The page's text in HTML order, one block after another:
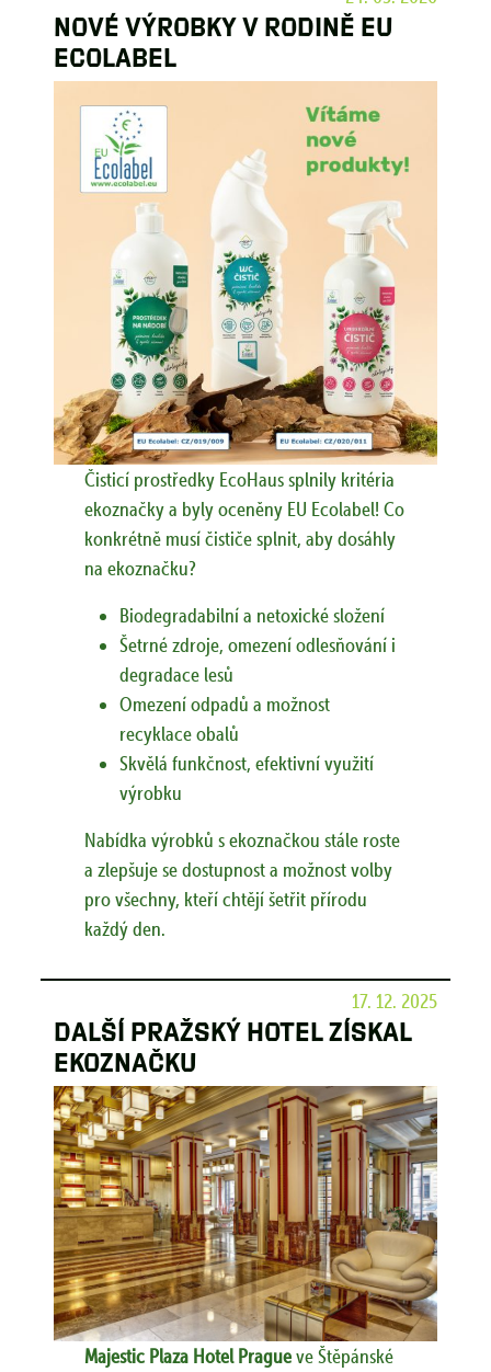
Nové výrobky v rodině EU
Ecolabel
Čisticí prostředky EcoHaus splnily kritéria
ekoznačky a byly oceněny EU Ecolabel! Co
konkrétně musí čističe splnit, aby dosáhly
na ekoznačku?
Biodegradabilní a netoxické složení
Šetrné zdroje, omezení odlesňování i
degradace lesů
Omezení odpadů a možnost
recyklace obalů
Skvělá funkčnost, efektivní využití
výrobku
Nabídka výrobků s ekoznačkou stále roste
a zlepšuje se dostupnost a možnost volby
pro všechny, kteří chtějí šetřit přírodu
každý den.
17. 12. 2025
Další pražský hotel získal
ekoznačku
Majestic Plaza Hotel Pragueve Štěpánské